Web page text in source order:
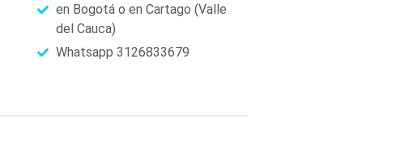
en Bogotá o en Cartago (Valle
del Cauca)
Whatsapp 3126833679